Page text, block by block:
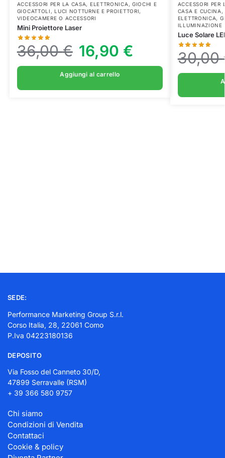
ACCESSORI PER LA CASA, ELETTRONICA, GIOCHI E
GIOCATTOLI , LUCI NOTTURNE E PROIETTORI,
VIDEOCAMERE O ACCESSORI
Mini Proiettore Laser
36,00€ 16,90 €
Aggiungi al carrello
ACCESSORI PER
CASA E CUCINA,
ELETTRONICA,
ILLUMINAZIONE
Luce Solare
30,00
SEDE:
Performance Marketing Group S.r.l.
Corso Italia, 28, 22061 Como
P.Iva 04223180136
DEPOSITO
Via Fosso del Canneto 30/D,
47899 Serravalle (RSM)
+ 39 366 580 9757
Chi siamo
Condizioni di Vendita
Contattaci
Cookie & policy